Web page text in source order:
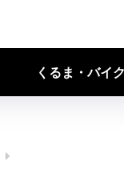
くるま・バイ